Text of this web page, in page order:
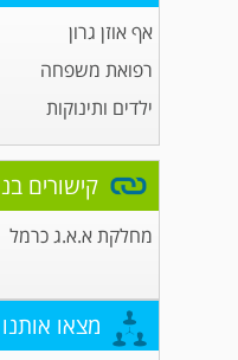
אף אוזן גרון
רפואת משפחה
ילדים ותינוקות
קישורים
מחלקת א.א.ג כרמל
מצאו